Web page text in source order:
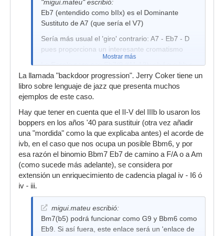
"migui.mateu" escribió:
Eb7 (entendido como bIIx) es el Dominante
Sustituto de A7 (que sería el V7)
Sería más usual el 'giro' contrario: A7 - Eb7 - D
pues proporciona un interesante cromatismo
La Escala para ese Eb7(9,#11,13): eb f g a bb c
db eb
Eb7 (en tonalidad de Fa) es bVIIx y por tanto
V7/Dominante secundario de la mediante: Ab)
que por extensión resuelve en iii (Am7) o en I
(Fmaj7) haciendo uso del intercambio modal
Mostrar más
La llamada "backdoor progression". Jerry Coker tiene un
libro sobre lenguaje de jazz que presenta muchos
ejemplos de este caso.
Hay que tener en cuenta que el II-V del IIIb lo usaron los
boppers en los años '40 para sustituir (otra vez añadir
una "mordida" como la que explicaba antes) el acorde de
ivb, en el caso que nos ocupa un posible Bbm6, y por
esa razón el binomio Bbm7 Eb7 de camino a F/A o a Am
(como sucede más adelante), se considera por
extensión un enriquecimiento de cadencia plagal iv - I6 ó
iv - iii.
migui.mateu escribió:
Bm7(b5) podrá funcionar como G9 y Bbm6 como
Eb9. Si así fuera, este enlace será un 'enlace de